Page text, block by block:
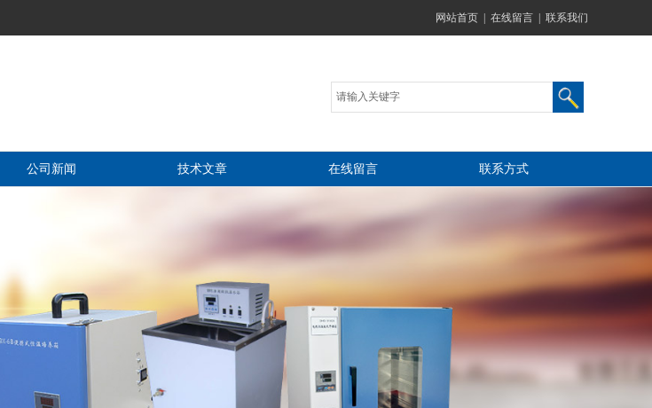
网站首页 在线留言 联系我们
公司新闻 技术文章 在线留言 联系方式